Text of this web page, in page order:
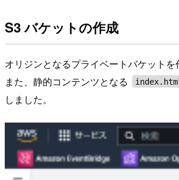
S3 バケットの作成
オリジンとなるプライベートバケットを
また、静的コンテンツとなる
しました。